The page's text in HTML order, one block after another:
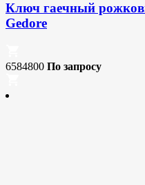
Ключ гаечный
Gedore
6584800 По запросу